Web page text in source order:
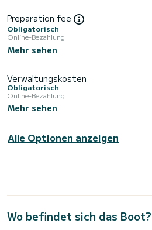
Preparation fee
Obligatorisch
Online-Bezahlung
Mehr sehen
Verwaltungskosten
Obligatorisch
Online-Bezahlung
Mehr sehen
Alle Optionen anzeigen
Wo befindet sich das Boot?